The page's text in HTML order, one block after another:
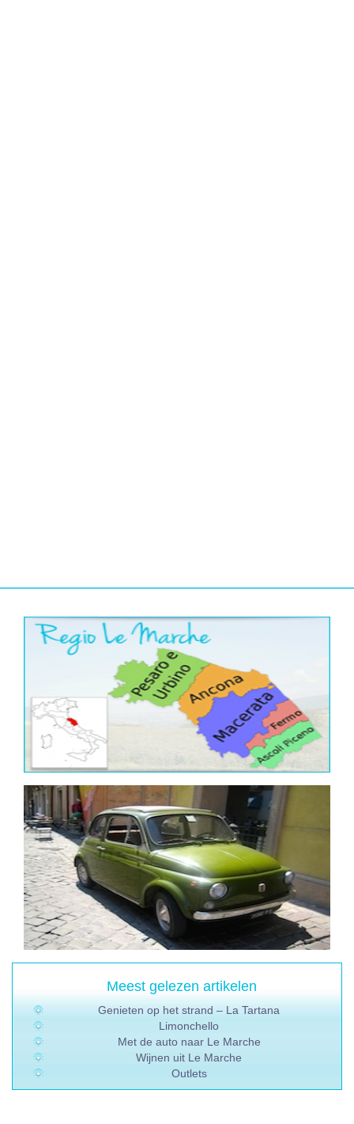
Meest gelezen artikelen
Genieten op het strand – La Tartana
Limonchello
Met de auto naar Le Marche
Wijnen uit Le Marche
Outlets